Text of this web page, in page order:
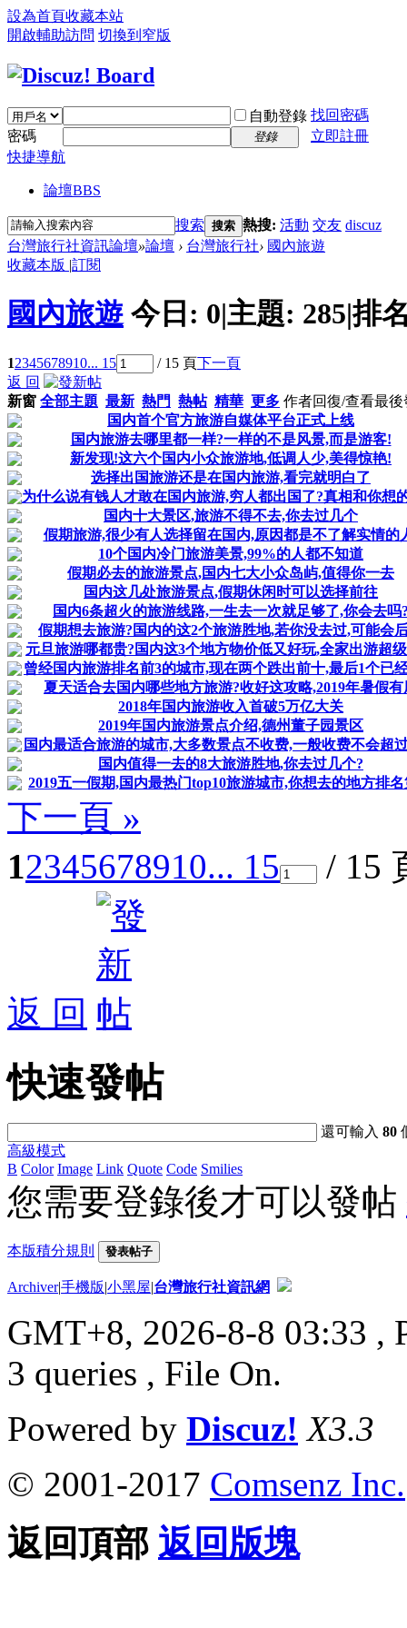
設為首頁收藏本站
開啟輔助訪問 切換到窄版
自動登錄 找回密碼
密碼
登錄
立即註冊
快捷導航
論壇BBS
搜索 搜索 熱搜: 活動 交友 discuz
台灣旅行社資訊論壇»論壇 › 台灣旅行社› 國內旅遊
收藏本版 |訂閱
國內旅遊 今日: 0|主題: 285|排
12345678910... 15 / 15 頁下一頁
返 回
新窗 全部主題 最新 熱門 熱帖 精華 更多 作者回復/查看最後
国内首个官方旅游自媒体平台正式上线
国内旅游去哪里都一样?一样的不是风景,而是游客!
新发现!这六个国内小众旅游地,低调人少,美得惊艳!
选择出国旅游还是在国内旅游,看完就明白了
为什么说有钱人才敢在国内旅游,穷人都出国了?真相和你想
国内十大景区,旅游不得不去,你去过几个
假期旅游,很少有人选择留在国内,原因都是不了解实情的
10个国内冷门旅游美景,99%的人都不知道
假期必去的旅游景点,国内七大小众岛屿,值得你一去
国内这几处旅游景点,假期休闲时可以选择前往
国内6条超火的旅游线路,一生去一次就足够了,你会去吗
假期想去旅游?国内的这2个旅游胜地,若你没去过,可能会
元旦旅游哪都贵?国内这3个地方物价低又好玩,全家出游超
曾经国内旅游排名前3的城市,现在两个跌出前十,最后1个已
夏天适合去国内哪些地方旅游?收好这攻略,2019年暑假有
2018年国内旅游收入首破5万亿大关
2019年国内旅游景点介绍,德州董子园景区
国内最适合旅游的城市,大多数景点不收费,一般收费不会超
国内值得一去的8大旅游胜地,你去过几个?
2019五一假期,国内最热门top10旅游城市,你想去的地方排
下一頁 »
12345678910... 15 / 15
返 回
快速發帖
還可輸入80
高級模式
B Color Image Link Quote Code Smilies
您需要登錄後才可以發帖
本版積分規則 發表帖子
Archiver|手機版|小黑屋|台灣旅行社資訊網
GMT+8, 2026-8-8 03:33 ,
3 queries , File On.
Powered by Discuz! X3.3
© 2001-2017 Comsenz Inc.
返回頂部 返回版塊